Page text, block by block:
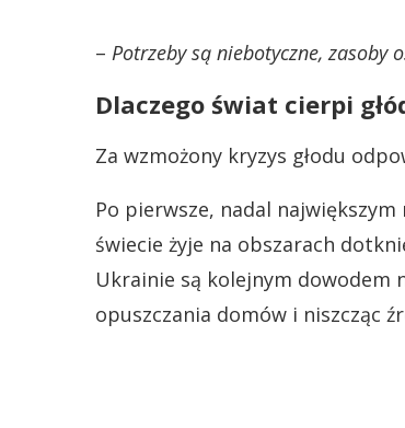
– Potrzeby są niebotyczne, zasoby
Dlaczego świat cierpi
Za wzmożony kryzys głodu
Po pierwsze, nadal
świecie żyje na obszarach
Ukrainie są kolejnym dowodem
opuszczania domów i niszcząc